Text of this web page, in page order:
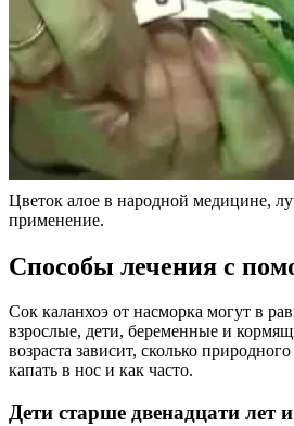
Цветок алое в народной медицине,
применение.
Способы лечения с
Сок каланхоэ от насморка могут в
взрослые, дети, беременные и
возраста зависит, сколько
капать в нос и как часто.
Дети старше двенадцати лет